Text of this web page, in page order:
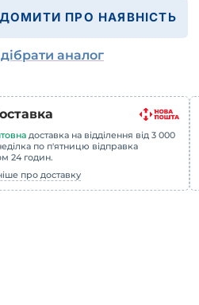
ПРО НАЯВНІСТЬ
аналог
доставка на відділення від 3 000
по п'ятницю відправка
24 годин.
про доставку